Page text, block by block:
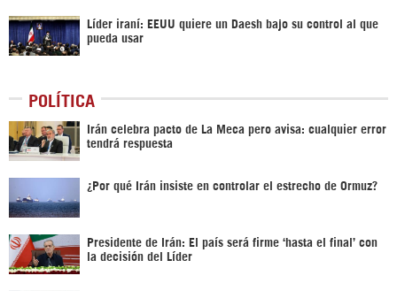
Líder iraní: EEUU quiere un Daesh bajo su control al que
pueda usar
POLÍTICA
Irán celebra pacto de La Meca pero avisa: cualquier error
tendrá respuesta
¿Por qué Irán insiste en controlar el estrecho de Ormuz?
Presidente de Irán: El país será firme ‘hasta el final’ con
la decisión del Líder